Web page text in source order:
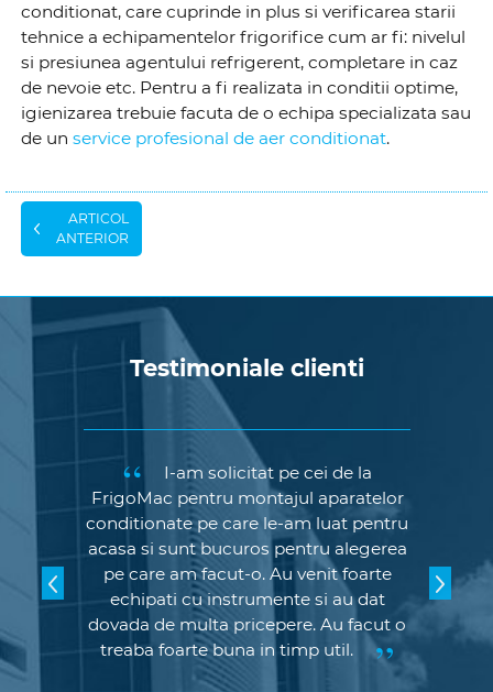
conditionat, care cuprinde in plus si verificarea starii
tehnice a echipamentelor frigorifice cum ar fi: nivelul
si presiunea agentului refrigerent, completare in caz
de nevoie etc. Pentru a fi realizata in conditii optime,
igienizarea trebuie facuta de o echipa specializata sau
de unservice profesional de aer conditionat.
ARTICOL
ANTERIOR
Testimoniale clienti
I-am solicitat pe cei de la
FrigoMac pentru montajul aparatelor
conditionate pe care le-am luat pentru
acasa si sunt bucuros pentru alegerea
pe care am facut-o. Au venit foarte
echipati cu instrumente si au dat
dovada de multa pricepere. Au facut o
treaba foarte buna in timp util.